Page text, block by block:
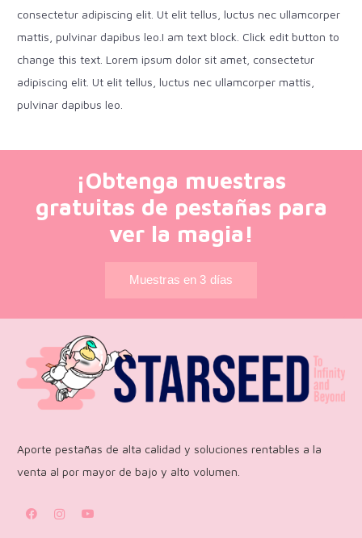
consectetur adipiscing elit. Ut elit tellus, luctus nec ullamcorper
mattis, pulvinar dapibus leo.I am text block. Click edit button to
change this text. Lorem ipsum dolor sit amet, consectetur
adipiscing elit. Ut elit tellus, luctus nec ullamcorper mattis,
pulvinar dapibus leo.
¡Obtenga muestras
gratuitas de pestañas para
ver la magia!
Muestras en 3 días
Aporte pestañas de alta calidad y soluciones rentables a la
venta al por mayor de bajo y alto volumen.